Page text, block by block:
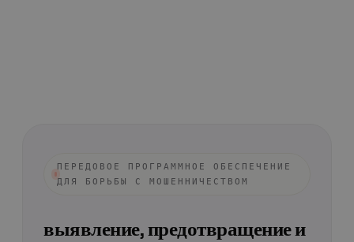
ПЕРЕДОВОЕ ПРОГРАММНОЕ ОБЕСПЕЧЕНИЕ
ДЛЯ БОРЬБЫ С МОШЕННИЧЕСТВОМ
выявление, предотвращение и